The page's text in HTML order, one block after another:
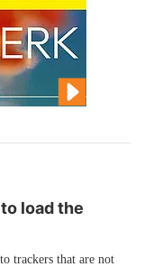
load the
trackers that are not